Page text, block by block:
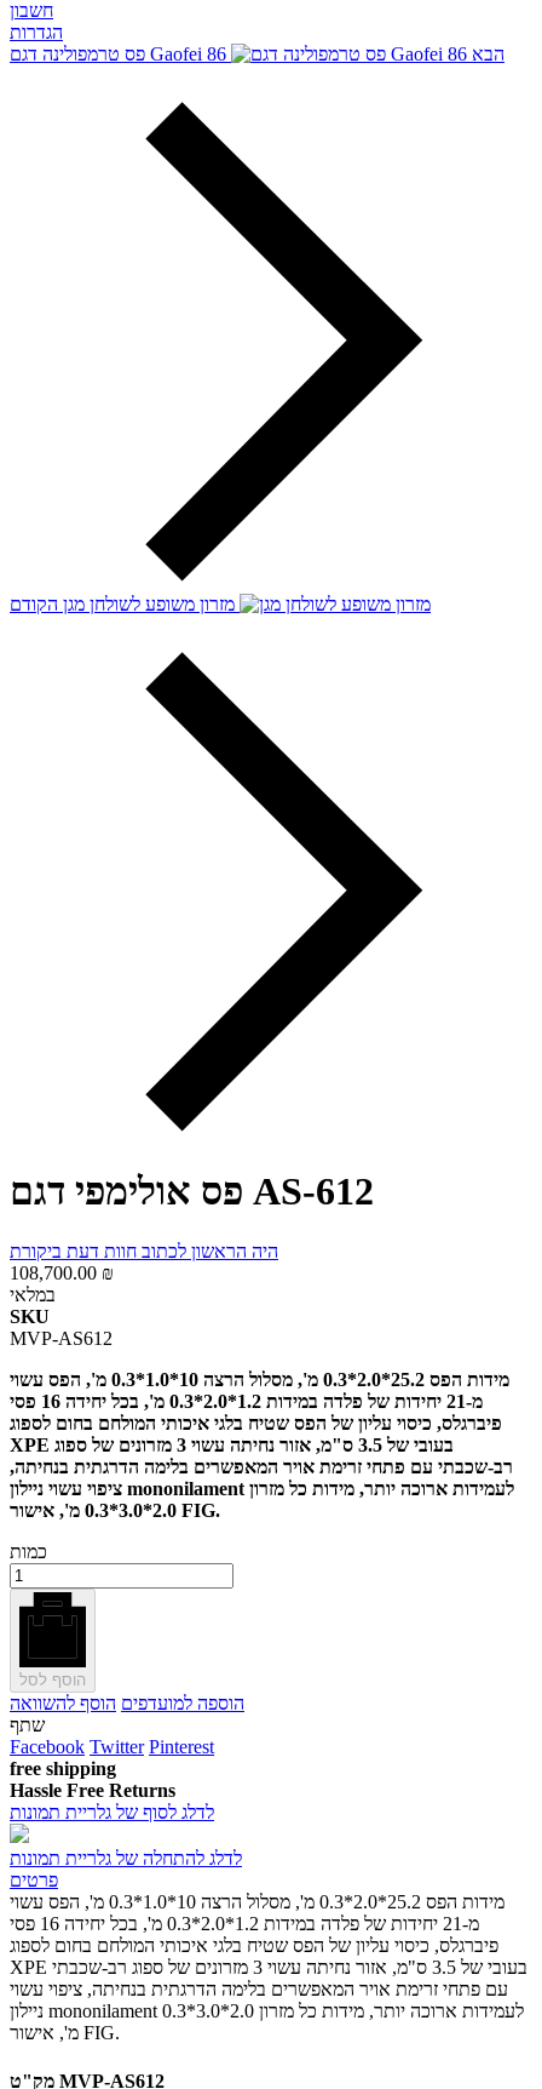
חשבון
הגדרות
פס טרמפולינה דגם Gaofei 86
הבא
מזרון משופע לשולחן מגן הקודם
פס אולימפי דגם AS-612
היה הראשון לכתוב חוות דעת ביקורת
108,700.00 ₪
במלאי
SKU
MVP-AS612
מידות הפס 25.2*2.0*0.3 מ', מסלול הרצה 10*1.0*0.3 מ', הפס עשוי
מ-21 יחידות של פלדה במידות 1.2*2.0*0.3 מ', בכל יחידה 16 פסי
פיברגלס, כיסוי עליון של הפס שטיח בלגי איכותי המולחם בחום לספוג
XPE בעובי של 3.5 ס"מ, אזור נחיתה עשוי 3 מזרונים של ספוג
רב-שכבתי עם פתחי זרימת אויר המאפשרים בלימה הדרגתית בנחיתה,
ציפוי עשוי ניילון mononilament לעמידות ארוכה יותר, מידות כל מזרון
2.0*3.0*0.3 מ', אישור FIG.
כמות
הוסף לסל
הוספה למועדפים הוסף להשוואה
שתף
Facebook Twitter Pinterest
free shipping
Hassle Free Returns
לדלג לסוף של גלריית תמונות
לדלג להתחלה של גלריית תמונות
פרטים
מידות הפס 25.2*2.0*0.3 מ', מסלול הרצה 10*1.0*0.3 מ', הפס עשוי
מ-21 יחידות של פלדה במידות 1.2*2.0*0.3 מ', בכל יחידה 16 פסי
פיברגלס, כיסוי עליון של הפס שטיח בלגי איכותי המולחם בחום לספוג
XPE בעובי של 3.5 ס"מ, אזור נחיתה עשוי 3 מזרונים של ספוג רב-שכבתי
עם פתחי זרימת אויר המאפשרים בלימה הדרגתית בנחיתה, ציפוי עשוי
ניילון mononilament לעמידות ארוכה יותר, מידות כל מזרון 2.0*3.0*0.3
מ', אישור FIG.
מק"ט MVP-AS612